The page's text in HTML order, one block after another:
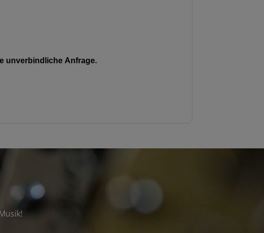
unverbindliche Anfrage.